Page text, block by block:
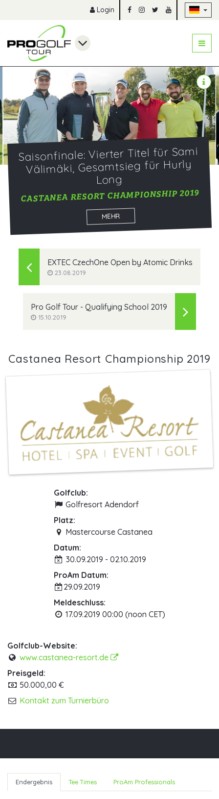
Login
Saisonfinale: Vierter Titel für Sami
Välimäki, Gesamtsieg für Hurly
Long
CASTANEA RESORT CHAMPIONSHIP 2019
MEHR
EXTEC CzechOne Open by Atomic Drinks
23.08.2019
Pro Golf Tour - Qualifying School 2019
15.10.2019
Castanea Resort Championship 2019
Golfclub:
Golfresort Adendorf
Platz:
Mastercourse Castanea
Datum:
30.09.2019 - 02.10.2019
ProAm Datum:
29.09.2019
Meldeschluss:
17.09.2019 00:00 (noon CET)
Golfclub-Website:
www.castanea-resort.de
Preisgeld:
50.000,00 €
Kontakt zum Turnierbüro
Endergebnis Tee Times ProAm Professionals